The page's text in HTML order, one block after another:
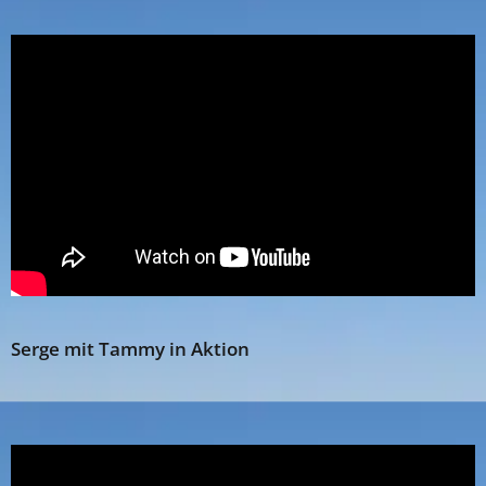
Serge mit Tammy in Aktion